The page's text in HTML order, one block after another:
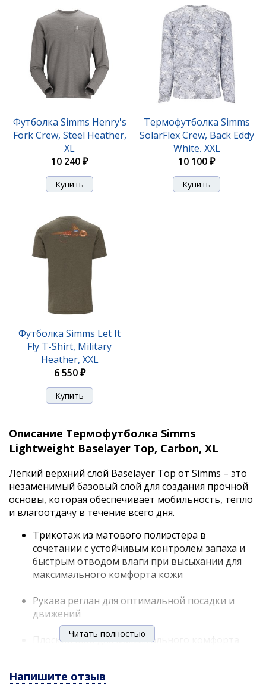
Футболка Simms Henry's
Fork Crew, Steel Heather,
XL
10 240 ₽
Термофутболка Simms
SolarFlex Crew, Back Eddy
White, XXL
10 100 ₽
Футболка Simms Let It
Fly T-Shirt, Military
Heather, XXL
6 550 ₽
Описание Термофутболка Simms
Lightweight Baselayer Top, Carbon, XL
Легкий верхний слой Baselayer Top от Simms – это
незаменимый базовый слой для создания прочной
основы, которая обеспечивает мобильность, тепло
и влагоотдачу в течение всего дня.
Трикотаж из матового полиэстера в
сочетании с устойчивым контролем запаха и
быстрым отводом влаги при высыхании для
максимального комфорта кожи
Рукава реглан для оптимальной посадки и
движений
Плоский шов для максимального комфорта
ТКАНЬ: Основная часть - 192 г / м2 92%
Читать полностью
Напишите отзыв